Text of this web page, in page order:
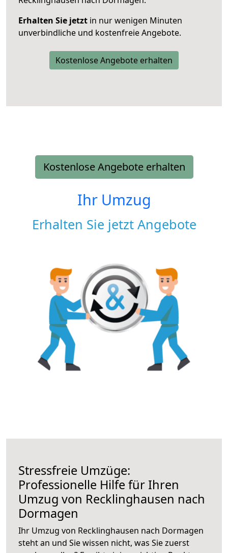
Erhalten Sie jetzt in nur wenigen Minuten
unverbindliche und kostenfreie Angebote.
Kostenlose Angebote erhalten
Kostenlose Angebote erhalten
Ihr Umzug
Erhalten Sie jetzt Angebote
Stressfreie Umzüge:
Professionelle Hilfe für Ihren
Umzug von Recklinghausen nach
Dormagen
Ihr Umzug von Recklinghausen nach Dormagen
steht an und Sie wissen nicht, was Sie zuerst